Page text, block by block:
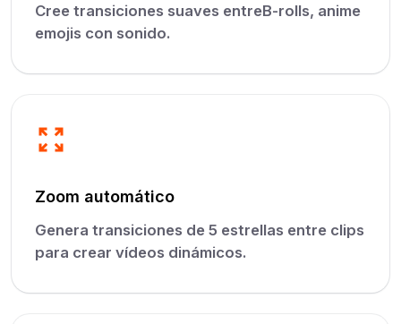
Cree transiciones suaves entreB-rolls, anime
emojis con sonido.
Zoom automático
Genera transiciones de 5 estrellas entre clips
para crear vídeos dinámicos.